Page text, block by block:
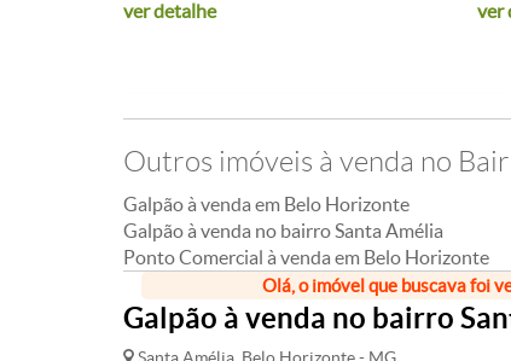
ver detalhe
ver
Outros imóveis à venda no
Galpão à venda em Belo Horizonte
Galpão à venda no bairro Santa Amélia
Ponto Comercial à venda em Belo Horizonte
Olá, o imóvel que buscava foi
Galpão à venda no bairro
Santa Amélia, Belo Horizonte - MG